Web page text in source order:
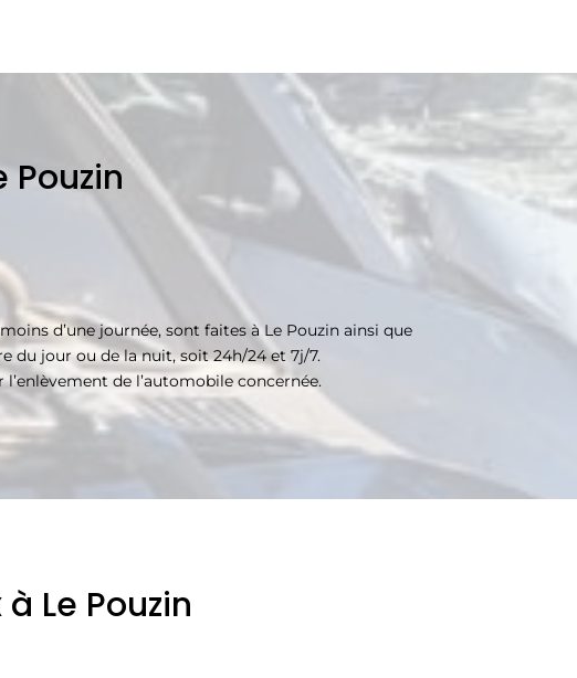
Pouzin
d’une journée, sont faites à Le Pouzin ainsi que
du jour ou de la nuit, soit 24h/24 et 7j/7.
de l’automobile concernée.
Le Pouzin